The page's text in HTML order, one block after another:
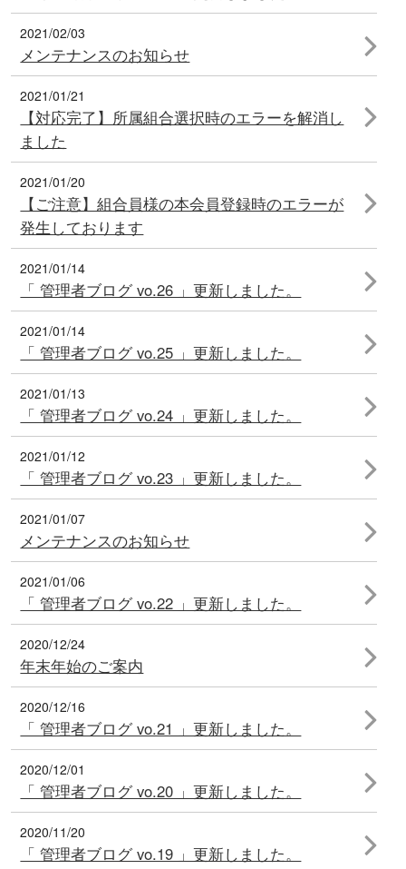
2021/02/03
メンテナンスのお知らせ
2021/01/21
【対応完了】所属組合選択時のエラーを解消し
ました
2021/01/20
【ご注意】組合員様の本会員登録時のエラーが
発生しております
2021/01/14
「 管理者ブログ vo.26 」更新しました。
2021/01/14
「 管理者ブログ vo.25 」更新しました。
2021/01/13
「 管理者ブログ vo.24 」更新しました。
2021/01/12
「 管理者ブログ vo.23 」更新しました。
2021/01/07
メンテナンスのお知らせ
2021/01/06
「 管理者ブログ vo.22 」更新しました。
2020/12/24
年末年始のご案内
2020/12/16
「 管理者ブログ vo.21 」更新しました。
2020/12/01
「 管理者ブログ vo.20 」更新しました。
2020/11/20
「 管理者ブログ vo.19 」更新しました。